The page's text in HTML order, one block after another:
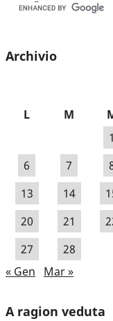
Archivio
L M
1
6
7
13
14
20
21
27
28
« Gen
Mar »
A ragion veduta